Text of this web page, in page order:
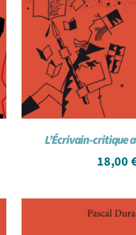
L’Écrivain-critique
18,00